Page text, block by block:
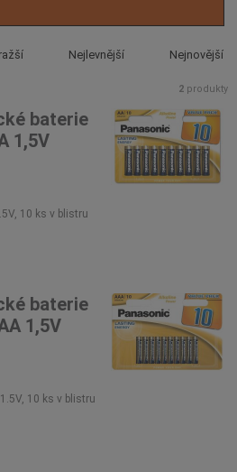
Nejlevnější Nejnovější
2 produkty
baterie
1,5V
10 ks v blistru
baterie
1,5V
10 ks v blistru